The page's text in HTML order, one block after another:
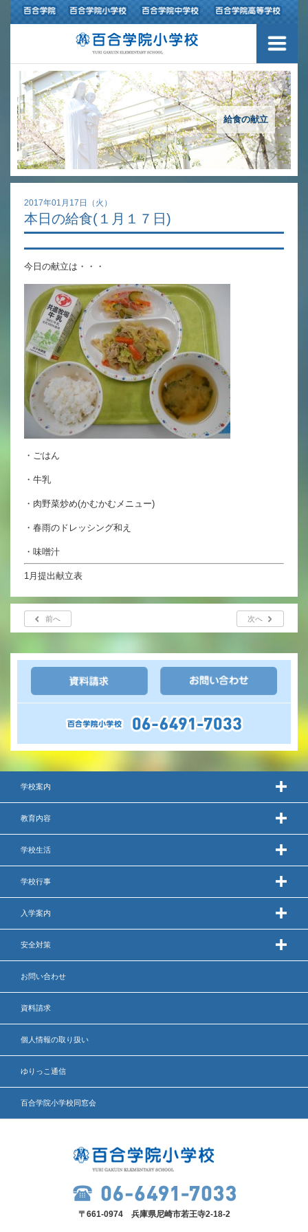
給食の献立
2017年01月17日（火）
本日の給食(１月１７日)
今日の献立は・・・
・ごはん
・牛乳
・肉野菜炒め(かむかむメニュー)
・春雨のドレッシング和え
・味噌汁
1月提出献立表
前へ 次へ
学校案内
教育内容
学校生活
学校行事
入学案内
安全対策
お問い合わせ
資料請求
個人情報の取り扱い
ゆりっこ通信
百合学院小学校同窓会
〒661-0974 兵庫県尼崎市若王寺2-18-2
３つの豊かさ・沿革
施設紹介
アクセスマップ
制服紹介
スクールバス運行
授業の特色
進路指導
英語力の向上
体育と食育
クラブ活動
委員会
許可証
行事紹介
校外学習・宿泊行事
新入生募集要項
優遇制度
転編入試験について